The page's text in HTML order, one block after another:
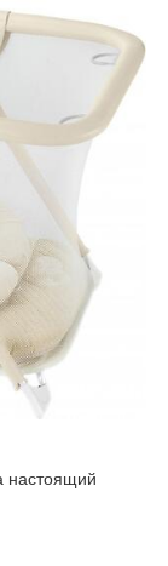
настоящий